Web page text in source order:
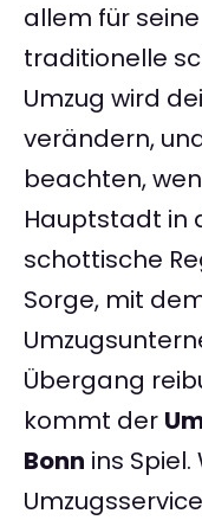
allem für
traditionelle
Umzug wird
verändern,
beachten,
Hauptstadt in
schottische
Sorge, mit
Übergang
kommt der
Bonn ins